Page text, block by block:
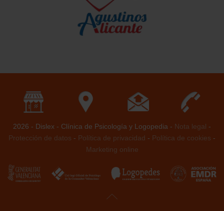
2026 - Dislex - Clínica de Psicología y Logopedia - Nota legal -
Protección de datos - Política de privacidad - Política de cookies -
Marketing online